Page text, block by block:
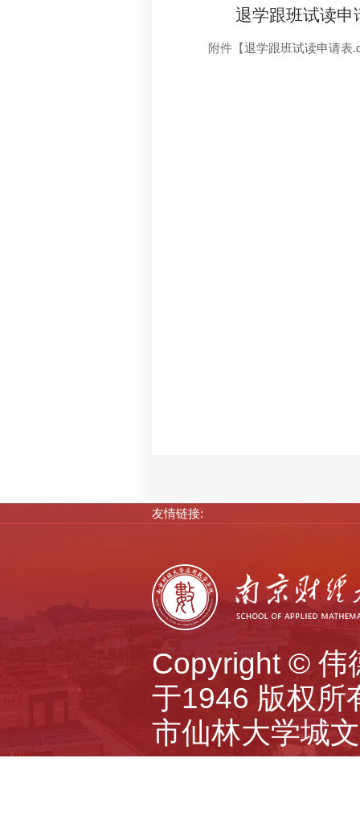
退学跟班试读申
附件【退学跟班试读申请表
友情链接:
Copyright © 伟
于1946 版权
市仙林大学城